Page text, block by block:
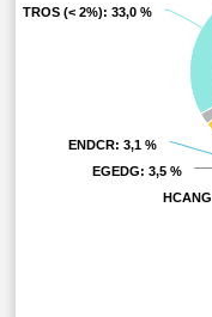
HCANG
HCANG
EGEDG: 3,5 %
EGEDG: 3,5 %
ENDCR: 3,1 %
ENDCR: 3,1 %
OTROS (< 2%): 33,0 %
OTROS (< 2%): 33,0 %